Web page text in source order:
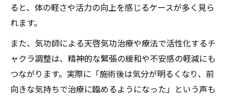
ると、体の軽さや活力の向上を感じるケースが多く見ら
れます。
また、気功師による天啓気功治療や療法で活性化するチ
ャクラ調整は、精神的な緊張の緩和や不安感の軽減にも
つながります。実際に「施術後は気分が明るくなり、前
向きな気持ちで治療に臨めるようになった」という声も